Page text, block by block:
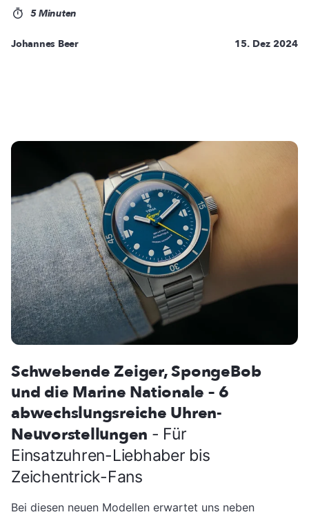
5 Minuten
Johannes Beer 15. Dez 2024
Schwebende Zeiger, SpongeBob
und die Marine Nationale – 6
abwechslungsreiche Uhren-
Neuvorstellungen - Für
Einsatzuhren-Liebhaber bis
Zeichentrick-Fans
Bei diesen neuen Modellen erwartet uns neben